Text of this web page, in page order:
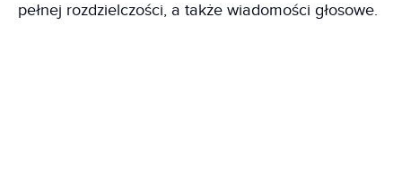
pełnej rozdzielczości, a także wiadomości głosowe.